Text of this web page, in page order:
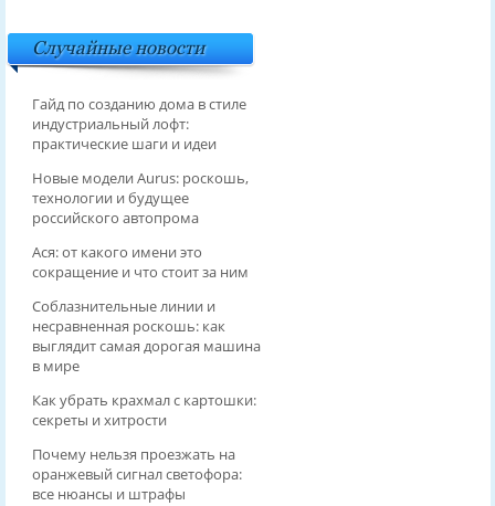
Случайные новости
Гайд по созданию дома в стиле
индустриальный лофт:
практические шаги и идеи
Новые модели Aurus: роскошь,
технологии и будущее
российского автопрома
Ася: от какого имени это
сокращение и что стоит за ним
Соблазнительные линии и
несравненная роскошь: как
выглядит самая дорогая машина
в мире
Как убрать крахмал с картошки:
секреты и хитрости
Почему нельзя проезжать на
оранжевый сигнал светофора:
все нюансы и штрафы